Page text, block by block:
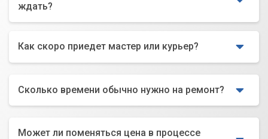
ждать?
Как скоро приедет мастер или курьер?
Сколько времени обычно нужно на ремонт?
Может ли поменяться цена в процессе